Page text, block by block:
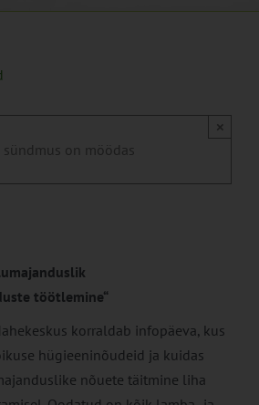
sündmus on möödas
×
töötlemine“
korraldab infopäeva, kus
hügieeninõudeid ja kuidas
nõuete täitmine liha